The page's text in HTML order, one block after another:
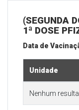
(SEGUNDA
1ª DOSE
Data de
Unidade
Nenhum